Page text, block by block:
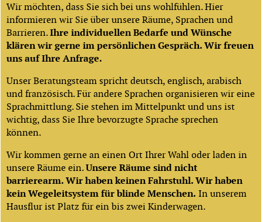
Wir möchten, dass Sie sich bei uns wohlfühlen. Hier
informieren wir Sie über unsere Räume, Sprachen und
Barrieren.Ihre individuellen Bedarfe und Wünsche
klären wir gerne im persönlichen Gespräch. Wir freuen
uns auf Ihre Anfrage.
Unser Beratungsteam spricht deutsch, englisch, arabisch
und französisch. Für andere Sprachen organisieren wir eine
Sprachmittlung. Sie stehen im Mittelpunkt und uns ist
wichtig, dass Sie Ihre bevorzugte Sprache sprechen
können.
Wir kommen gerne an einen Ort Ihrer Wahl oder laden in
unsere Räume ein.Unsere Räume sind nicht
barrierearm. Wir haben keinen Fahrstuhl. Wir haben
kein Wegeleitsystem für blinde Menschen. In unserem
Hausflur ist Platz für ein bis zwei Kinderwagen.